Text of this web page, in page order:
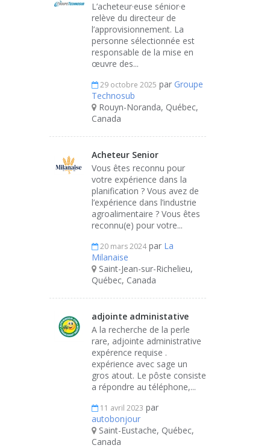
L’acheteur·euse sénior·e
relève du directeur de
l’approvisionnement. La
personne sélectionnée est
responsable de la mise en
œuvre des...
29 octobre 2025 par Groupe
Technosub
Rouyn-Noranda, Québec,
Canada
Acheteur Senior
Vous êtes reconnu pour
votre expérience dans la
planification ? Vous avez de
l’expérience dans l’industrie
agroalimentaire ? Vous êtes
reconnu(e) pour votre...
20 mars 2024 par La
Milanaise
Saint-Jean-sur-Richelieu,
Québec, Canada
adjointe administative
A la recherche de la perle
rare, adjointe administrative
expérence requise .
expérience avec sage un
gros atout. Le pôste consiste
a répondre au téléphone,...
11 avril 2023 par
autobonjour
Saint-Eustache, Québec,
Canada